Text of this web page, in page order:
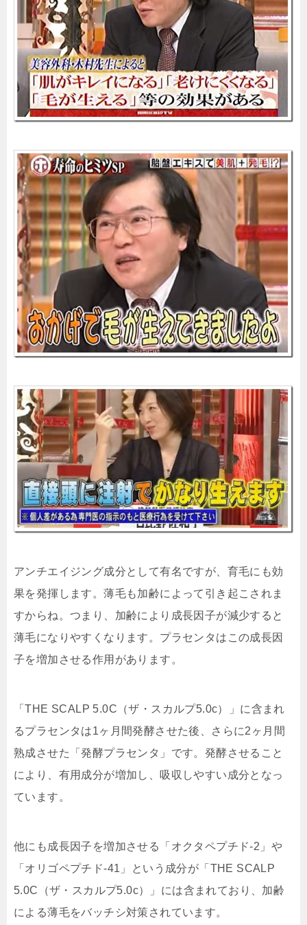
アンチエイジング成分として有名ですが、育毛にも効
果を発揮します。薄毛も加齢によって引き起こされま
すからね。つまり、 加齢により成長因子が減少すると
薄毛になりやすくなります。プラセンタはこの成長因
子を増加させる作用があります。
「THE SCALP 5.0C（ザ・スカルプ5.0c）」に含まれ
るプラセンタは1ヶ月間発酵させた後、さらに2ヶ月間
熟成させた「発酵プラセンタ」です。発酵させること
により、有用成分が増加し、吸収しやすい成分となっ
ています。
他にも成長因子を増加させる「オクタペプチド-2」や
「オリゴペプチド-41」という成分が「THE SCALP
5.0C（ザ・スカルプ5.0c）」には含まれており、加齢
による薄毛をバッチシ対策されています。